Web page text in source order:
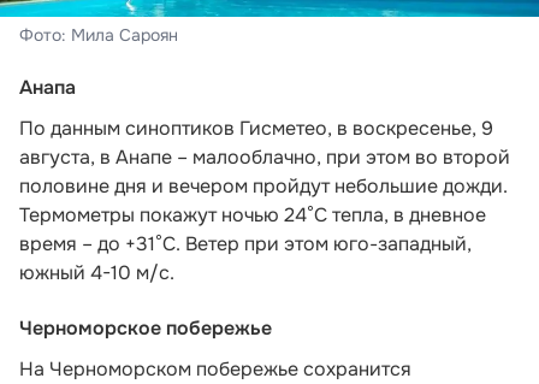
Фото: Мила Сароян
Анапа
По данным синоптиков Гисметео, в воскресенье, 9
августа, в Анапе – малооблачно, при этом во второй
половине дня и вечером пройдут небольшие дожди.
Термометры покажут ночью 24°C тепла, в дневное
время – до +31°C. Ветер при этом юго-западный,
южный 4-10 м/с.
Черноморское побережье
На Черноморском побережье сохранится